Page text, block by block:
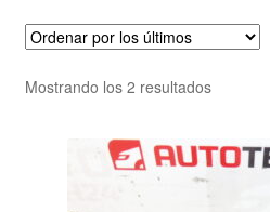
Mostrando los 2 resultadosOrdenado
últimos